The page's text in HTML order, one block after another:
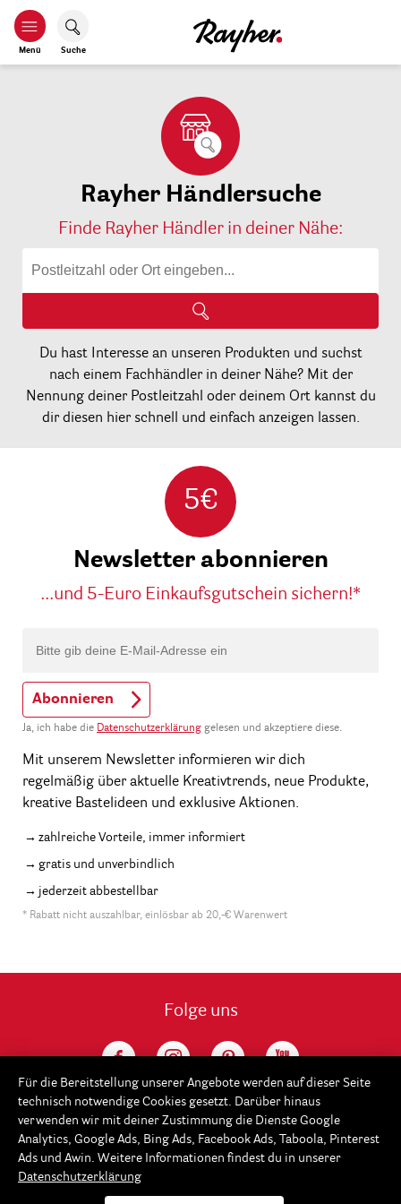
Menü Suche
Rayher Händlersuche
Finde Rayher Händler in deiner Nähe:
Du hast Interesse an unseren Produkten und suchst
nach einem Fachhändler in deiner Nähe? Mit der
Nennung deiner Postleitzahl oder deinem Ort kannst du
dir diesen hier schnell und einfach anzeigen lassen.
5€
Newsletter abonnieren
...und 5-Euro Einkaufsgutschein sichern!*
Abonnieren
Ja, ich habe die Datenschutzerklärung gelesen und akzeptiere diese.
Mit unserem Newsletter informieren wir dich
regelmäßig über aktuelle Kreativtrends, neue Produkte,
kreative Bastelideen und exklusive Aktionen.
zahlreiche Vorteile, immer informiert
gratis und unverbindlich
jederzeit abbestellbar
* Rabatt nicht auszahlbar, einlösbar ab 20,-€ Warenwert
Folge uns
Service
Für die Bereitstellung unserer Angebote werden auf dieser Seite
technisch notwendige Cookies gesetzt. Darüber hinaus
verwenden wir mit deiner Zustimmung die Dienste Google
Analytics, Google Ads, Bing Ads, Facebook Ads, Taboola, Pinterest
Ads und Awin. Weitere Informationen findest du in unserer
Datenschutzerklärung